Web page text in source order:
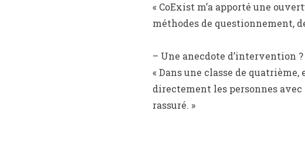
« CoExist m’a apporté une
méthodes de questionnement,
– Une anecdote d’intervention ?
« Dans une classe de quatrième,
directement les personnes
rassuré. »